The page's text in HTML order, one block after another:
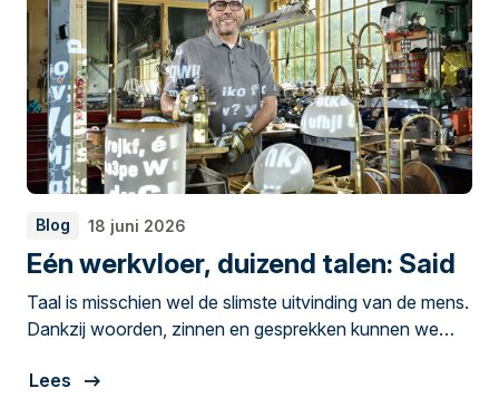
Blog 18 juni 2026
Eén werkvloer, duizend talen: Said
Taal is misschien wel de slimste uitvinding van de mens.
Dankzij woorden, zinnen en gesprekken kunnen we
elkaar begrijpen gaat niet altijd vanzelf. Said el Bakri is
Lees